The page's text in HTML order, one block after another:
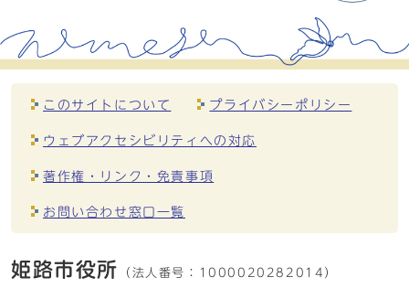
このサイトについて プライバシーポリシー
ウェブアクセシビリティへの対応
著作権・リンク・免責事項
お問い合わせ窓口一覧
姫路市役所 （法人番号： 1000020282014）